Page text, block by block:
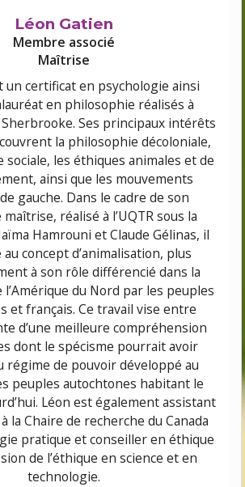
Léon Gatien
Membre associé
Maîtrise
un certificat en psychologie ainsi
en philosophie réalisés à
Ses principaux intérêts
la philosophie décoloniale,
sociale, les éthiques animales et de
ainsi que les mouvements
gauche. Dans le cadre de son
réalisé à l’UQTR sous la
Hamrouni et Claude Gélinas, il
au concept d’animalisation, plus
à son rôle différencié dans la
du Nord par les peuples
et français. Ce travail vise entre
d’une meilleure compréhension
dont le spécisme pourrait avoir
régime de pouvoir développé au
peuples autochtones habitant le
Léon est également assistant
la Chaire de recherche du Canada
pratique et conseiller en éthique
de l’éthique en science et en
technologie.